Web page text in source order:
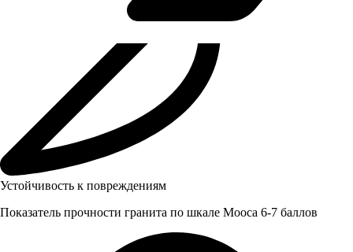
Устойчивость к повреждениям
Показатель прочности гранита по шкале Мооса 6-7 баллов